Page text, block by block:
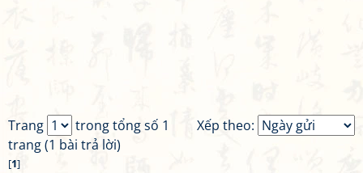
Xếp theo:
Trang
trong tổng số 1
trang (1 bài trả lời)
[1]